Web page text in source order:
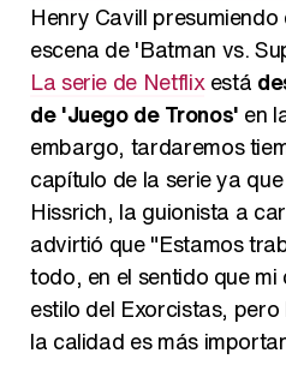
Henry Cavill
escena de 'Batman vs.
La serie de Netflixestá
de 'Juego de Tronos' en
embargo, tardaremos
capítulo de la serie ya
Hissrich, la guionista a
advirtió que "Estamos
todo, en el sentido que
estilo del Exorcistas,
la calidad es más